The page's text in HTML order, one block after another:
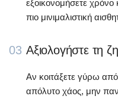
εξοικονομήσετε χρόνο
πιο μινιμαλιστική
03 Αξιολογήστε τη
Αν κοιτάξετε γύρω
απόλυτο χάος, μην